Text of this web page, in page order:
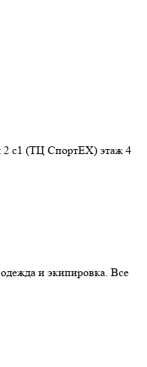
2 с1 (ТЦ СпортEX) этаж 4
и экипировка. Все